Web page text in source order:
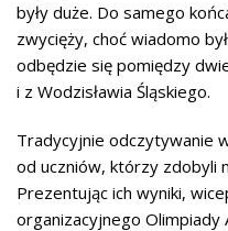
były duże. Do samego
zwycięży, choć wiadomo
odbędzie się pomiędzy
i z Wodzisławia Śląskiego.
Tradycyjnie odczytywanie
od uczniów, którzy zdobyli
Prezentując ich wyniki,
organizacyjnego Olimpiady